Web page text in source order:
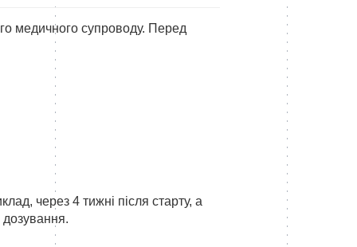
медичного супроводу. Перед
через 4 тижні після старту, а
дозування.